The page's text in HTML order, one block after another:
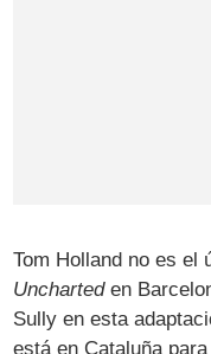
Tom Holland no es el
Uncharteden
Sully en esta
está en Cataluña